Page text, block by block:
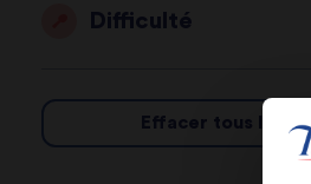
Difficulté
Effacer tous les